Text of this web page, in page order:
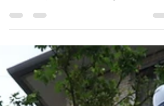
型」でモルダム工法の物理実験を行いました。
技術士）です。 藤井社長 は、...